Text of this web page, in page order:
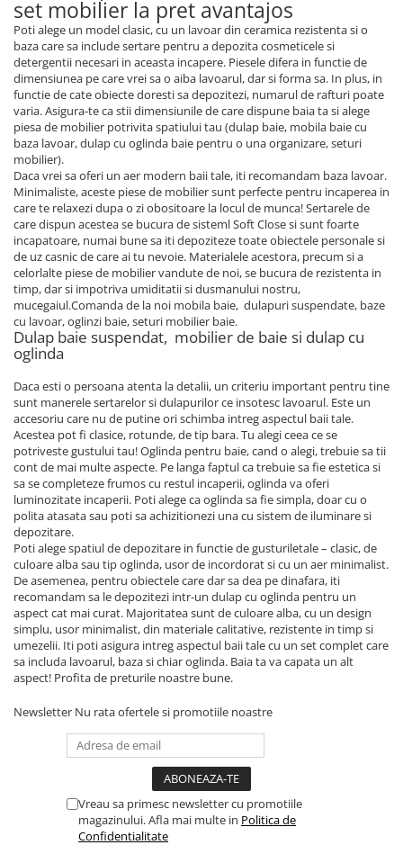
set mobilier la pret avantajos
Poti alege un model clasic, cu un lavoar din ceramica rezistenta si o
baza care sa include sertare pentru a depozita cosmeticele si
detergentii necesari in aceasta incapere. Piesele difera in functie de
dimensiunea pe care vrei sa o aiba lavoarul, dar si forma sa. In plus, in
functie de cate obiecte doresti sa depozitezi, numarul de rafturi poate
varia. Asigura-te ca stii dimensiunile de care dispune baia ta si alege
piesa de mobilier potrivita spatiului tau (dulap baie, mobila baie cu
baza lavoar, dulap cu oglinda baie pentru o una organizare, seturi
mobilier).
Daca vrei sa oferi un aer modern baii tale, iti recomandam baza lavoar.
Minimaliste, aceste piese de mobilier sunt perfecte pentru incaperea in
care te relaxezi dupa o zi obositoare la locul de munca! Sertarele de
care dispun acestea se bucura de sisteml Soft Close si sunt foarte
incapatoare, numai bune sa iti depoziteze toate obiectele personale si
de uz casnic de care ai tu nevoie. Materialele acestora, precum si a
celorlalte piese de mobilier vandute de noi, se bucura de rezistenta in
timp, dar si impotriva umiditatii si dusmanului nostru,
mucegaiul.Comanda de la noi mobila baie, dulapuri suspendate, baze
cu lavoar, oglinzi baie, seturi mobilier baie.
Dulap baie suspendat, mobilier de baie si dulap cu
oglinda
Daca esti o persoana atenta la detalii, un criteriu important pentru tine
sunt manerele sertarelor si dulapurilor ce insotesc lavoarul. Este un
accesoriu care nu de putine ori schimba intreg aspectul baii tale.
Acestea pot fi clasice, rotunde, de tip bara. Tu alegi ceea ce se
potriveste gustului tau! Oglinda pentru baie, cand o alegi, trebuie sa tii
cont de mai multe aspecte. Pe langa faptul ca trebuie sa fie estetica si
sa se completeze frumos cu restul incaperii, oglinda va oferi
luminozitate incaperii. Poti alege ca oglinda sa fie simpla, doar cu o
polita atasata sau poti sa achizitionezi una cu sistem de iluminare si
depozitare.
Poti alege spatiul de depozitare in functie de gusturiletale – clasic, de
culoare alba sau tip oglinda, usor de incordorat si cu un aer minimalist.
De asemenea, pentru obiectele care dar sa dea pe dinafara, iti
recomandam sa le depozitezi intr-un dulap cu oglinda pentru un
aspect cat mai curat. Majoritatea sunt de culoare alba, cu un design
simplu, usor minimalist, din materiale calitative, rezistente in timp si
umezelii. Iti poti asigura intreg aspectul baii tale cu un set complet care
sa includa lavoarul, baza si chiar oglinda. Baia ta va capata un alt
aspect! Profita de preturile noastre bune.
Newsletter Nu rata ofertele si promotiile noastre
Vreau sa primesc newsletter cu promotiile
magazinului. Afla mai multe in Politica de
Confidentialitate